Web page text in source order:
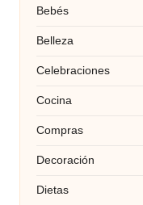
Bebés
Belleza
Celebraciones
Cocina
Compras
Decoración
Dietas